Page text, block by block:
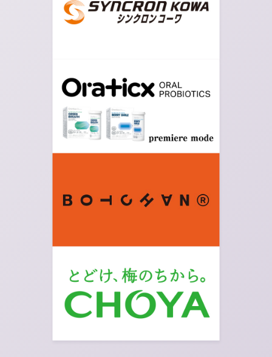
ドーム型の建物を越えて更に真っすぐ進み、荒川
場所になります！UPRUN開催のマラソン大会は
階段を下りて右に行った船堀橋で開催しておりま